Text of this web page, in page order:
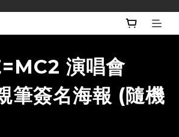
演唱會
筆簽名海報 (隨機